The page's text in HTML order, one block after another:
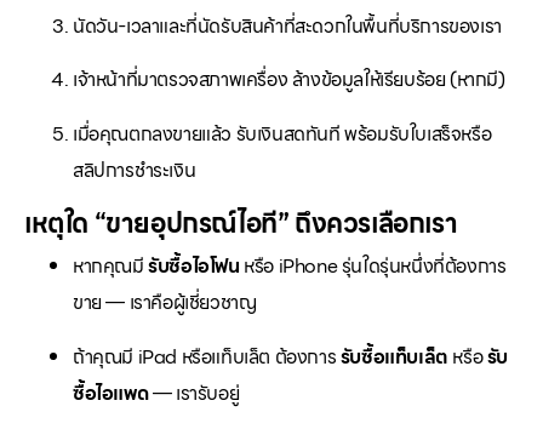
นัดวัน-เวลาและที่นัดรับสินค้าที่สะดวกในพื้นที่บริการของเรา
เจ้าหน้าที่มาตรวจสภาพเครื่อง ล้างข้อมูลให้เรียบร้อย (หากมี)
เมื่อคุณตกลงขายแล้ว รับเงินสดทันที พร้อมรับใบเสร็จหรือ
สลิปการชำระเงิน
เหตุใด “ขายอุปกรณ์ไอที” ถึงควรเลือกเรา
หากคุณมีรับซื้อไอโฟน หรือ iPhone รุ่นใดรุ่นหนึ่งที่ต้องการ
ขาย — เราคือผู้เชี่ยวชาญ
ถ้าคุณมี iPad หรือแท็บเล็ต ต้องการรับซื้อแท็บเล็ต หรือรับ
ซื้อไอแพด— เรารับอยู่